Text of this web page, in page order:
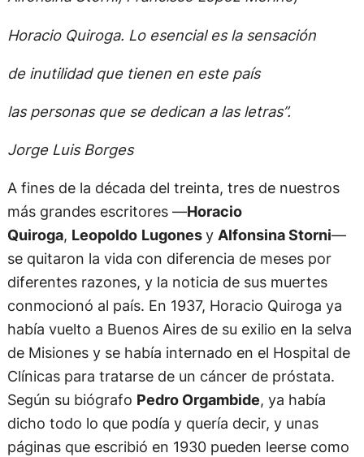
Horacio Quiroga. Lo esencial es la sensación
de inutilidad que tienen en este país
las personas que se dedican a las letras”.
Jorge Luis Borges
A fines de la década del treinta, tres de nuestros
más grandes escritores —Horacio
Quiroga, Leopoldo Lugonesy Alfonsina Storni—
se quitaron la vida con diferencia de meses por
diferentes razones, y la noticia de sus muertes
conmocionó al país. En 1937, Horacio Quiroga ya
había vuelto a Buenos Aires de su exilio en la selva
de Misiones y se había internado en el Hospital de
Clínicas para tratarse de un cáncer de próstata.
Según su biógrafo Pedro Orgambide, ya había
dicho todo lo que podía y quería decir, y unas
páginas que escribió en 1930 pueden leerse como